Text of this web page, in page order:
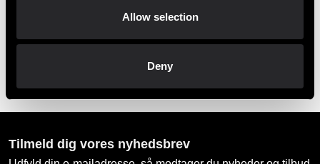
Allow selection
Deny
Bestil og afhent i nærmeste butik
Tilmeld dig vores nyhedsbrev